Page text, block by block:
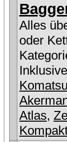
Alles
oder
Komatsu
Atlas,